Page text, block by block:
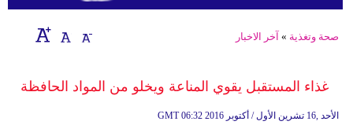
إقتصاد
وموسيقى
صحة وتغذية » آخر الاخبار
غذاء المستقبل يقوي المناعة ويخلو من المواد الحافظة
GMT 06:32 2016 الأحد ,16 تشرين الأول / أكتوبر